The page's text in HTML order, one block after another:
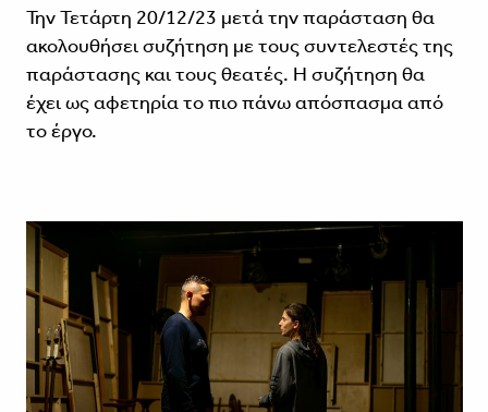
Την Τετάρτη 20/12/23 μετά την παράσταση θα
ακολουθήσει συζήτηση με τους συντελεστές της
παράστασης και τους θεατές. Η συζήτηση θα
έχει ως αφετηρία το πιο πάνω απόσπασμα από
το έργο.